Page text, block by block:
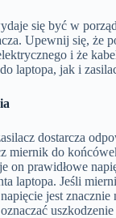
się być w
Upewnij się, że
i że
laptopa, jak i
dostarcza
miernik do
on prawidłowe
laptopa. Jeśli
jest znacznie
uszkodzenie